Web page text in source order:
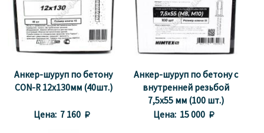
Анкер-шуруп по бетону
CON-R 12х130мм (40шт.)
Цена: 7 160 
Анкер-шуруп по бетону с
внутренней резьбой
7,5x55 мм (100 шт.)
Цена: 15 000 